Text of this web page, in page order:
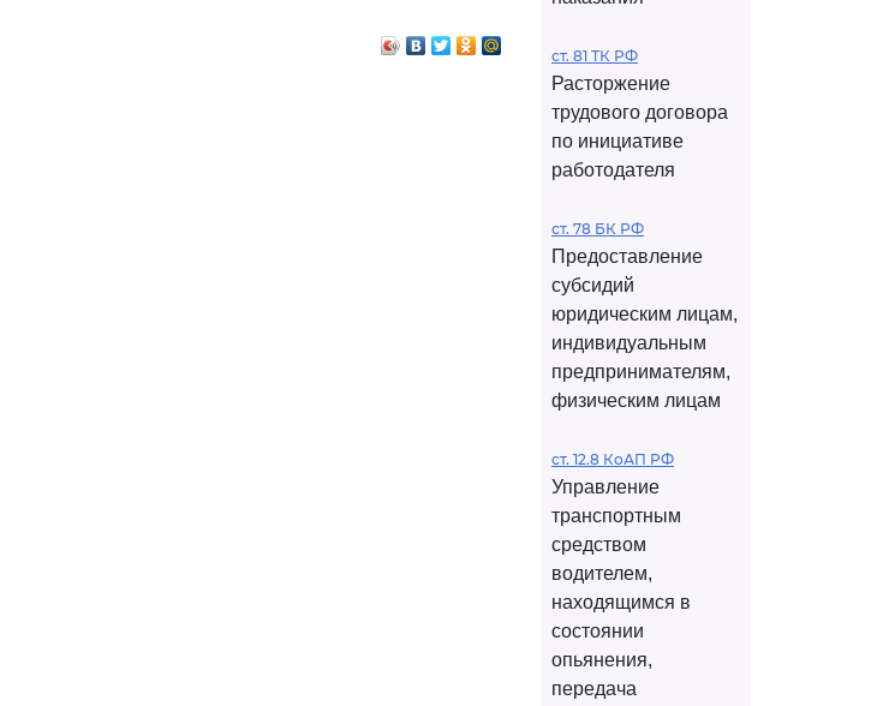
ст. 81 ТК РФ
Расторжение
трудового договора
по инициативе
работодателя
ст. 78 БК РФ
Предоставление
субсидий
юридическим лицам,
индивидуальным
предпринимателям,
физическим лицам
ст. 12.8 КоАП РФ
Управление
транспортным
средством
водителем,
находящимся в
состоянии
опьянения,
передача